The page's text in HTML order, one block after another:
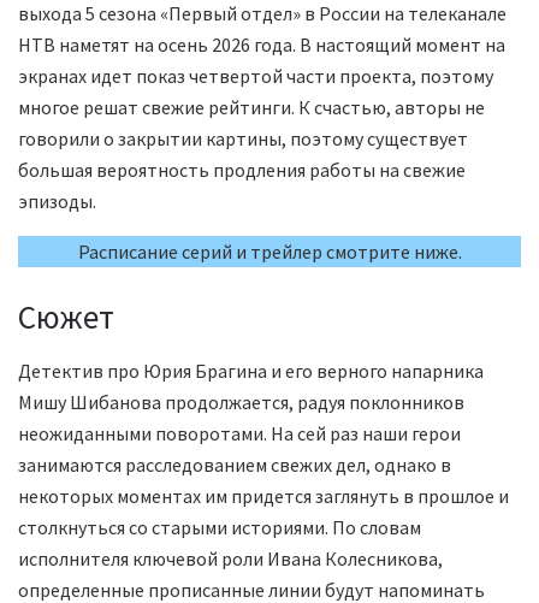
выхода 5 сезона «Первый отдел» в России на телеканале
НТВ наметят на осень 2026 года. В настоящий момент на
экранах идет показ четвертой части проекта, поэтому
многое решат свежие рейтинги. К счастью, авторы не
говорили о закрытии картины, поэтому существует
большая вероятность продления работы на свежие
эпизоды.
Расписание серий и трейлер смотрите ниже.
Сюжет
Детектив про Юрия Брагина и его верного напарника
Мишу Шибанова продолжается, радуя поклонников
неожиданными поворотами. На сей раз наши герои
занимаются расследованием свежих дел, однако в
некоторых моментах им придется заглянуть в прошлое и
столкнуться со старыми историями. По словам
исполнителя ключевой роли Ивана Колесникова,
определенные прописанные линии будут напоминать